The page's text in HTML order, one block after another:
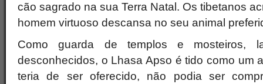
cão sagrado na sua Terra Natal. Os tibetanos
homem virtuoso descansa no seu animal
Como guarda de templos e mosteiros,
desconhecidos, o Lhasa Apso é tido como um
teria de ser oferecido, não podia ser